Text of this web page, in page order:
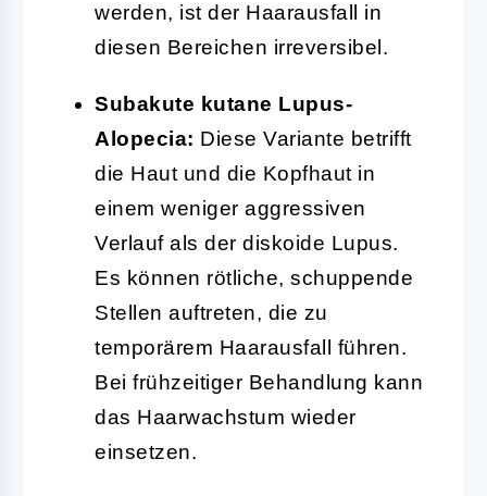
werden, ist der Haarausfall in
diesen Bereichen irreversibel.
Subakute kutane Lupus-
Alopecia: Diese Variante betrifft
die Haut und die Kopfhaut in
einem weniger aggressiven
Verlauf als der diskoide Lupus.
Es können rötliche, schuppende
Stellen auftreten, die zu
temporärem Haarausfall führen.
Bei frühzeitiger Behandlung kann
das Haarwachstum wieder
einsetzen.